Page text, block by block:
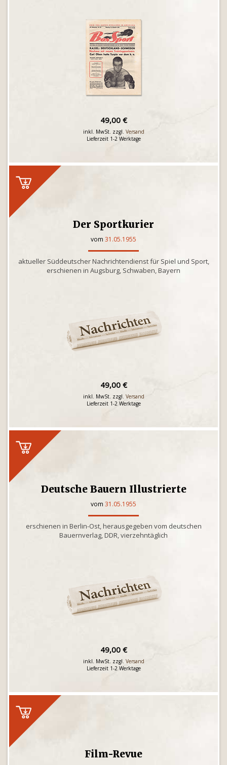
49,00 €
inkl. MwSt. zzgl. Versand
Lieferzeit 1-2 Werktage
Der Sportkurier
vom 31.05.1955
aktueller Süddeutscher Nachrichtendienst für Spiel und Sport,
erschienen in Augsburg, Schwaben, Bayern
49,00 €
inkl. MwSt. zzgl. Versand
Lieferzeit 1-2 Werktage
Deutsche Bauern Illustrierte
vom 31.05.1955
erschienen in Berlin-Ost, herausgegeben vom deutschen
Bauernverlag, DDR, vierzehntäglich
49,00 €
inkl. MwSt. zzgl. Versand
Lieferzeit 1-2 Werktage
Film-Revue